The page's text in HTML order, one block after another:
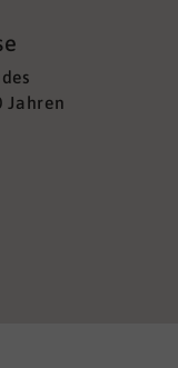
Jahren